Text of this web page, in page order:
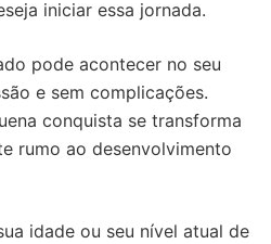
iniciar essa jornada.
pode acontecer no seu
e sem complicações.
conquista se transforma
rumo ao desenvolvimento
idade ou seu nível atual de